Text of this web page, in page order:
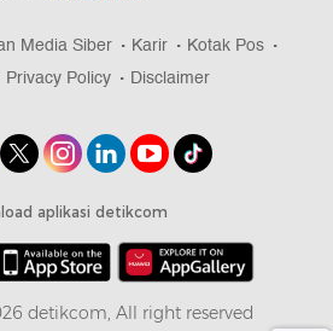
Media Siber Karir
Kotak Pos
Privacy Policy Disclaimer
aplikasi detikcom
detikcom, All right reserved